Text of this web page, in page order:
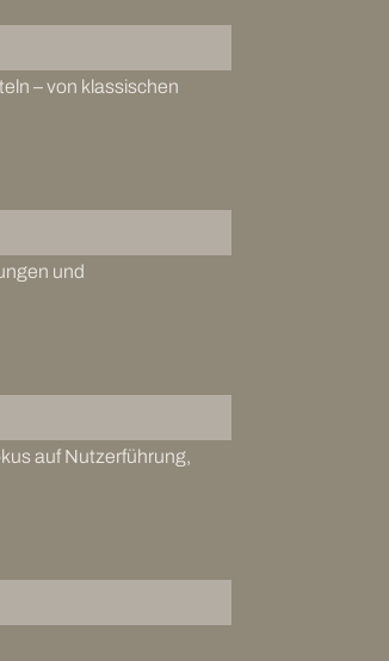
– von klassischen
und
auf Nutzerführung,